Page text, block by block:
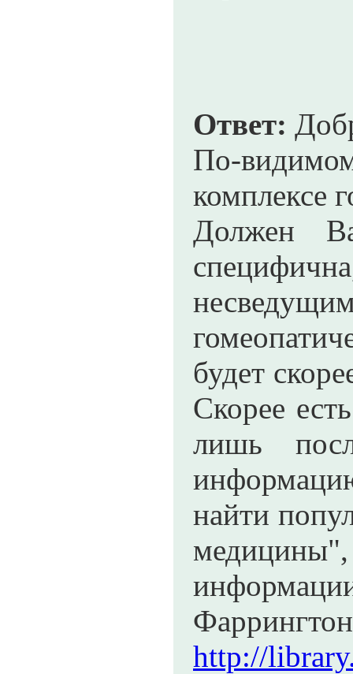
Ответ:
По-
комплексе
Должен
будет
Скорее
лишь
найти
http://